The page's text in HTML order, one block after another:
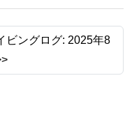
ビングログ: 2025年8